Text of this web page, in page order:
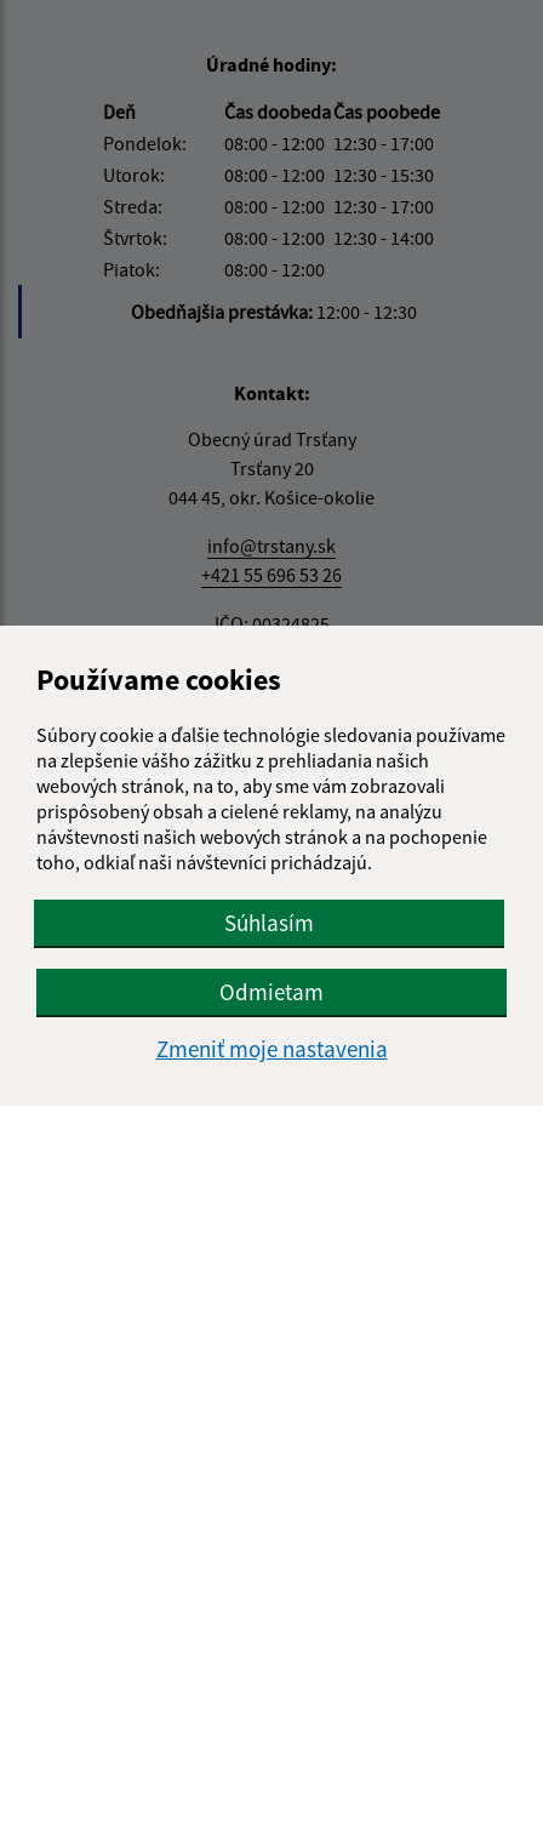
Používame cookies
Súbory cookie a ďalšie technológie sledovania používame
na zlepšenie vášho zážitku z prehliadania našich
webových stránok, na to, aby sme vám zobrazovali
prispôsobený obsah a cielené reklamy, na analýzu
návštevnosti našich webových stránok a na pochopenie
toho, odkiaľ naši návštevníci prichádzajú.
Súhlasím
Odmietam
Zmeniť moje nastavenia
Úradné hodiny:
Deň
Čas doobedaČas poobede
Pondelok:
08:00 - 12:00 12:30 - 17:00
Utorok:
08:00 - 12:00 12:30 - 15:30
Streda:
08:00 - 12:00 12:30 - 17:00
Štvrtok:
08:00 - 12:00 12:30 - 14:00
Piatok:
08:00 - 12:00
Obedňajšia prestávka: 12:00 - 12:30
Kontakt:
Obecný úrad Trsťany
Trsťany 20
044 45, okr. Košice-okolie
info@trstany.sk
+421 55 696 53 26
IČO: 00324825